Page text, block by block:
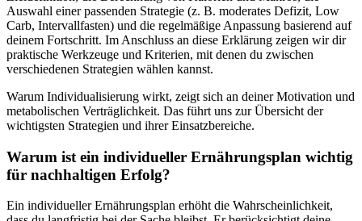
Auswahl einer passenden Strategie (z. B. moderates Defizit, Low
Carb, Intervallfasten) und die regelmäßige Anpassung basierend auf
deinem Fortschritt. Im Anschluss an diese Erklärung zeigen wir dir
praktische Werkzeuge und Kriterien, mit denen du zwischen
verschiedenen Strategien wählen kannst.
Warum Individualisierung wirkt, zeigt sich an deiner Motivation und
metabolischen Verträglichkeit. Das führt uns zur Übersicht der
wichtigsten Strategien und ihrer Einsatzbereiche.
Warum ist ein individueller Ernährungsplan wichtig
für nachhaltigen Erfolg?
Ein individueller Ernährungsplan erhöht die Wahrscheinlichkeit,